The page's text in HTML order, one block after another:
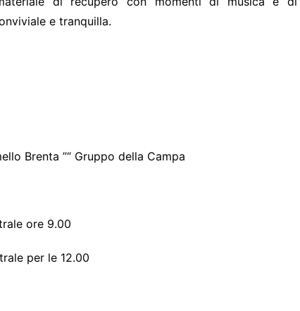
e tranquilla.
Brenta ”“ Gruppo della Campa
ore 9.00
per le 12.00